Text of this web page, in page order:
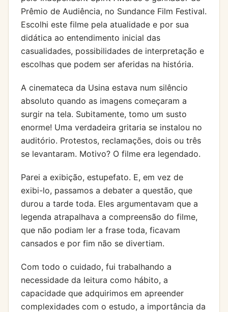
Prêmio de Audiência, no Sundance Film Festival.
Escolhi este filme pela atualidade e por sua
didática ao entendimento inicial das
casualidades, possibilidades de interpretação e
escolhas que podem ser aferidas na história.
A cinemateca da Usina estava num silêncio
absoluto quando as imagens começaram a
surgir na tela. Subitamente, tomo um susto
enorme! Uma verdadeira gritaria se instalou no
auditório. Protestos, reclamações, dois ou três
se levantaram. Motivo? O filme era legendado.
Parei a exibição, estupefato. E, em vez de
exibi-lo, passamos a debater a questão, que
durou a tarde toda. Eles argumentavam que a
legenda atrapalhava a compreensão do filme,
que não podiam ler a frase toda, ficavam
cansados e por fim não se divertiam.
Com todo o cuidado, fui trabalhando a
necessidade da leitura como hábito, a
capacidade que adquirimos em apreender
complexidades com o estudo, a importância da